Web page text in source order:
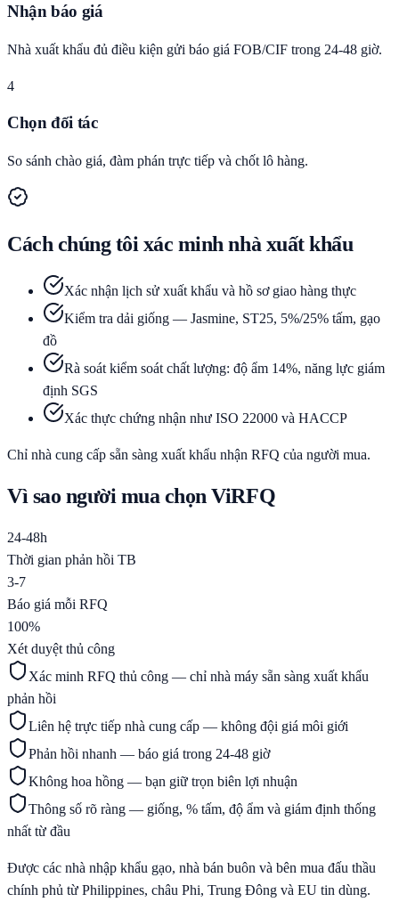
Nhận báo giá
Nhà xuất khẩu đủ điều kiện gửi báo giá FOB/CIF trong 24-48 giờ.
4
Chọn đối tác
So sánh chào giá, đàm phán trực tiếp và chốt lô hàng.
Cách chúng tôi xác minh nhà xuất khẩu
Xác nhận lịch sử xuất khẩu và hồ sơ giao hàng thực
Kiểm tra dải giống — Jasmine, ST25, 5%/25% tấm, gạo
đồ
Rà soát kiểm soát chất lượng: độ ẩm 14%, năng lực giám
định SGS
Xác thực chứng nhận như ISO 22000 và HACCP
Chỉ nhà cung cấp sẵn sàng xuất khẩu nhận RFQ của người mua.
Vì sao người mua chọn ViRFQ
24-48h
Thời gian phản hồi TB
3-7
Báo giá mỗi RFQ
100%
Xét duyệt thủ công
Xác minh RFQ thủ công — chỉ nhà máy sẵn sàng xuất khẩu
phản hồi
Liên hệ trực tiếp nhà cung cấp — không đội giá môi giới
Phản hồi nhanh — báo giá trong 24-48 giờ
Không hoa hồng — bạn giữ trọn biên lợi nhuận
Thông số rõ ràng — giống, % tấm, độ ẩm và giám định thống
nhất từ đầu
Được các nhà nhập khẩu gạo, nhà bán buôn và bên mua đấu thầu
chính phủ từ Philippines, châu Phi, Trung Đông và EU tin dùng.